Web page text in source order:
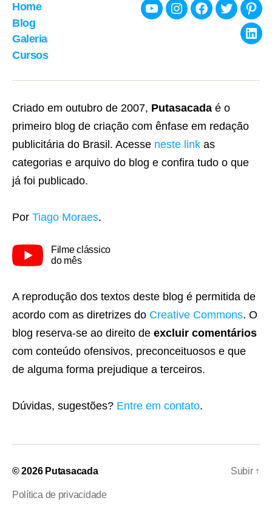
Home
Blog
Galeria
Cursos
YoutubeInstagramFacebook
Twitter
Criado em outubro de 2007, Putasacada é o
primeiro blog de criação com ênfase em redação
publicitária do Brasil. Acesse neste link as
categorias e arquivo do blog e confira tudo o que
já foi publicado.
Por Tiago Moraes.
Filme clássico
do mês
A reprodução dos textos deste blog é permitida de
acordo com as diretrizes do Creative Commons. O
blog reserva-se ao direito de excluir comentários
com conteúdo ofensivos, preconceituosos e que
de alguma forma prejudique a terceiros.
Dúvidas, sugestões? Entre em contato.
© 2026 Putasacada
Política de privacidade
Subir ↑